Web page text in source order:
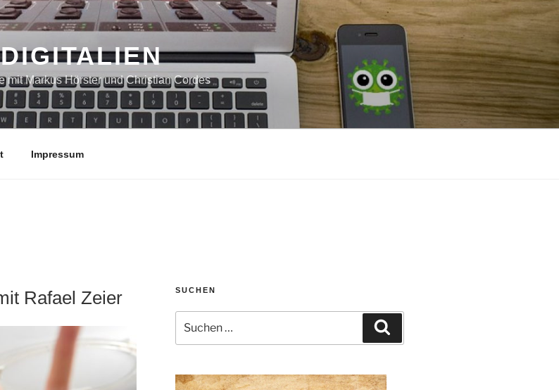
mit Markus Hörster und Christian Cordes
Impressum
Rafael Zeier SUCHEN
nach: